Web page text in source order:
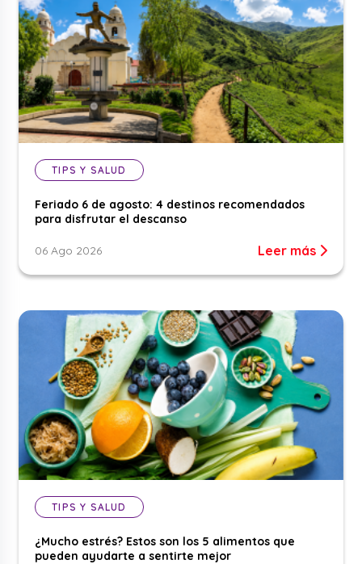
TIPS Y SALUD
Feriado 6 de agosto: 4 destinos recomendados
para disfrutar el descanso
06 Ago 2026 Leer más
TIPS Y SALUD
¿Mucho estrés? Estos son los 5 alimentos que
pueden ayudarte a sentirte mejor